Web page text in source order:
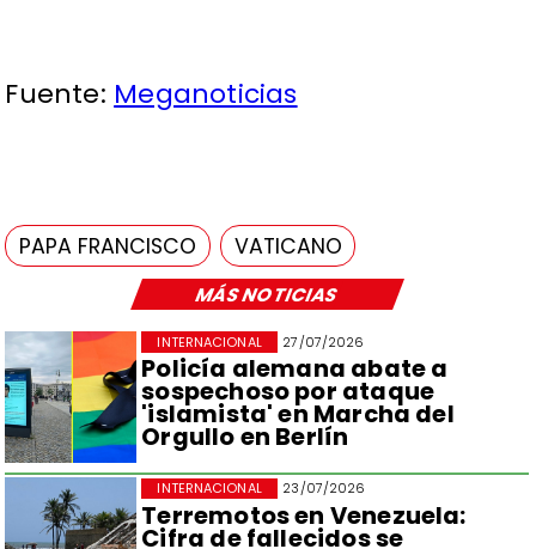
MÁS NOTICIAS
27/07/2026
Policía alemana abate a
sospechoso por ataque
'islamista' en Marcha del
Orgullo en Berlín
INTERNACIONAL
23/07/2026
Terremotos en Venezuela:
Cifra de fallecidos se
INTERNACIONAL
Fuente: Meganoticias
PAPA FRANCISCO VATICANO